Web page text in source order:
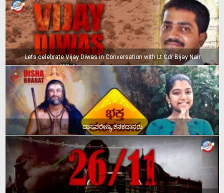
Lets celebrate Vijay Diwas in Conversation with Lt Cdr Bijay Nair
ದಾಸವರೇಣ್ಯ ಕನಕದಾಸರು